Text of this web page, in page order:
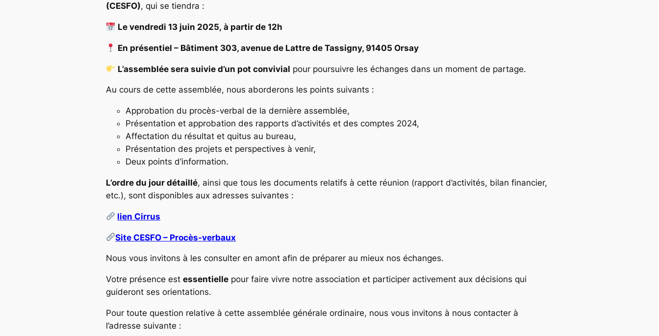
(CESFO), qui se tiendra :
Le vendredi 13 juin 2025, à partir de 12h
En présentiel – Bâtiment 303, avenue de Lattre de Tassigny, 91405 Orsay
L’assemblée sera suivie d’un pot convivial pour poursuivre les échanges dans un moment de partage.
Au cours de cette assemblée, nous aborderons les points suivants :
Approbation du procès-verbal de la dernière assemblée,
Présentation et approbation des rapports d’activités et des comptes 2024,
Affectation du résultat et quitus au bureau,
Présentation des projets et perspectives à venir,
Deux points d’information.
L’ordre du jour détaillé, ainsi que tous les documents relatifs à cette réunion (rapport d’activités, bilan financier,
etc.), sont disponibles aux adresses suivantes :
lien Cirrus
Site CESFO – Procès-verbaux
Nous vous invitons à les consulter en amont afin de préparer au mieux nos échanges.
Votre présence est essentielle pour faire vivre notre association et participer activement aux décisions qui
guideront ses orientations.
Pour toute question relative à cette assemblée générale ordinaire, nous vous invitons à nous contacter à
l’adresse suivante :